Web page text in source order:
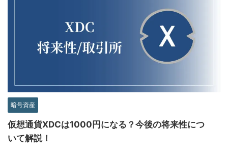
暗号資産
仮想通貨XDCは1000円になる？今後の将来性につ
いて解説！